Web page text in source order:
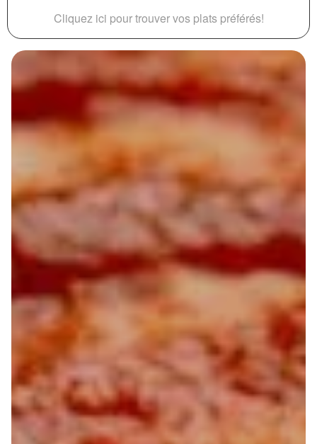
Cliquez ici pour trouver vos plats préférés!